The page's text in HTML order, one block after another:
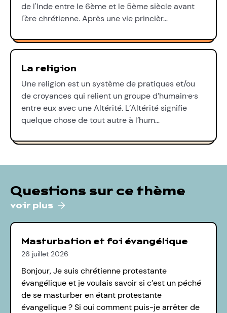
de l'Inde entre le 6ème et le 5ème siècle avant
l'ère chrétienne. Après une vie princièr…
La religion
Une religion est un système de pratiques et/ou
de croyances qui relient un groupe d’humain·e·s
entre eux avec une Altérité. L’Altérité signifie
quelque chose de tout autre à l’hum…
Questions sur ce thème
voir plus
Masturbation et foi évangélique
26 juillet 2026
Bonjour, Je suis chrétienne protestante
évangélique et je voulais savoir si c’est un péché
de se masturber en étant protestante
évangelique ? Si oui comment puis-je arrêter de